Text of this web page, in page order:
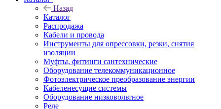
Назад
Каталог
Распродажа
Кабели и провода
Инструменты для опрессовки, резки, снятия
изоляции
Муфты, фитинги сантехнические
Оборудование телекоммуникационное
Фотоэлектрическое преобразование энергии
Кабеленесущие системы
Оборудование низковольтное
Реле